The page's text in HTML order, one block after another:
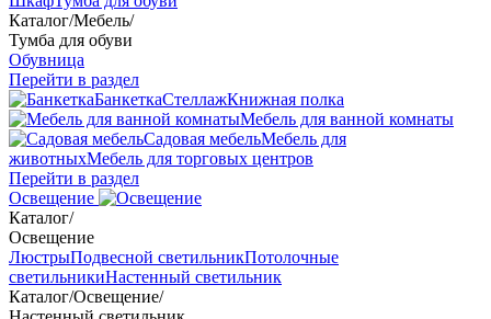
Каталог/Мебель/
Тумба для обуви
Обувница
Перейти в раздел
БанкеткаСтеллажКнижная полка
Мебель для ванной комнаты
Садовая мебельМебель для
животныхМебель для торговых центров
Перейти в раздел
Освещение
Каталог/
Освещение
ЛюстрыПодвесной светильникПотолочные
светильникиНастенный светильник
Каталог/Освещение/